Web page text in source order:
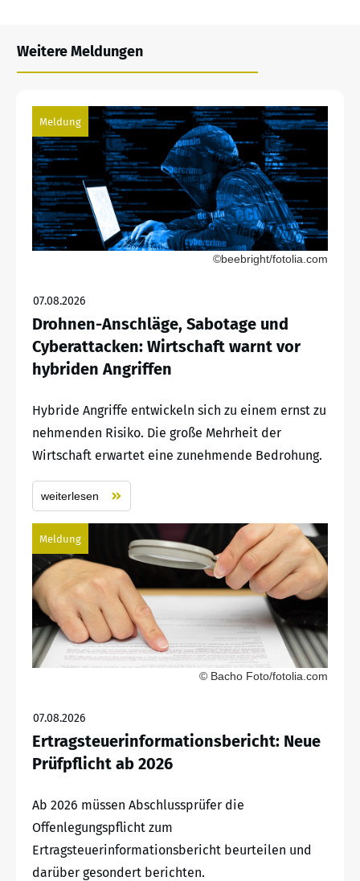
Weitere Meldungen
Meldung
©beebright/fotolia.com
07.08.2026
Drohnen-Anschläge, Sabotage und
Cyberattacken: Wirtschaft warnt vor
hybriden Angriffen
Hybride Angriffe entwickeln sich zu einem ernst zu
nehmenden Risiko. Die große Mehrheit der
Wirtschaft erwartet eine zunehmende Bedrohung.
weiterlesen
Meldung
© Bacho Foto/fotolia.com
07.08.2026
Ertragsteuerinformationsbericht: Neue
Prüfpflicht ab 2026
Ab 2026 müssen Abschlussprüfer die
Offenlegungspflicht zum
Ertragsteuerinformationsbericht beurteilen und
darüber gesondert berichten.